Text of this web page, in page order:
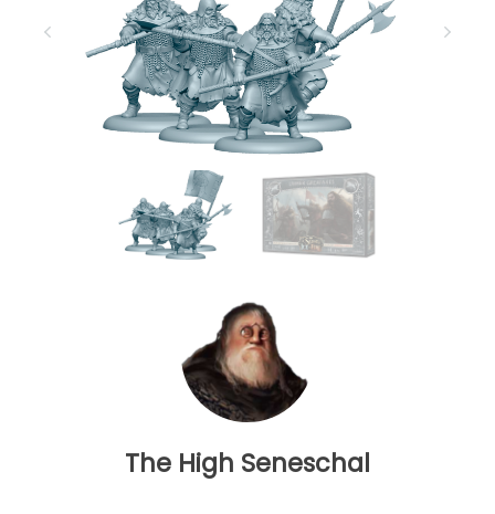
The High Seneschal